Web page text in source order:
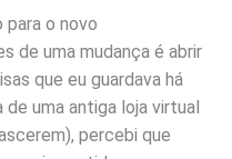
para o novo
de uma mudança é abrir
que eu guardava há
uma antiga loja virtual
percebi que